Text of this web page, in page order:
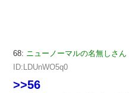
68: ニューノーマルの名無しさん
ID:LDUnWO5q0
>>56